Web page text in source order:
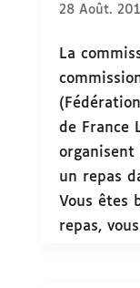
28 Août.
La
de France
organisent
un repas
Vous êtes
repas,